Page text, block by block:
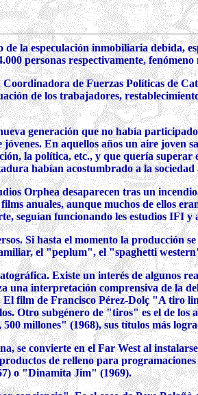
la especulación inmobiliaria debida,
personas respectivamente,
de Fuerzas Políticas de
de los trabajadores,
generación que no había
En aquellos años un aire joven
la política, etc., y que quería
habían acostumbrado a la
Orphea desaparecen tras un
anuales, aunque muchos de ellos
seguían funcionando les estudios IFI y
Si hasta el momento la
el "peplum", el "spaghetti
Existe un interés de algunos
una interpretación comprensiva de la
film de Francisco Pérez-Dolç "A tiro
Otro subgénero de "tiros" es el de los
millones" (1968), sus títulos más
se convierte en el Far West al
de relleno para
o "Dinamita Jim" (1969).